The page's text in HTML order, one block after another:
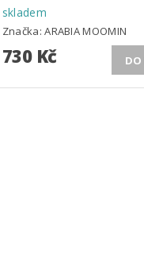
skladem
Značka:ARABIA MOOMIN
730 Kč